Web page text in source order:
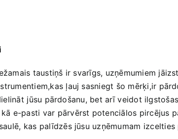
taustiņš ‌ir svarīgs, uzņēmumiem
ļauj sasniegt šo mērķi,ir
jūsu‌ pārdošanu, bet arī⁣ veidot​
e-pasti var pārvērst potenciālos pircējus
kas⁤ palīdzēs jūsu ‌uzņēmumam⁢